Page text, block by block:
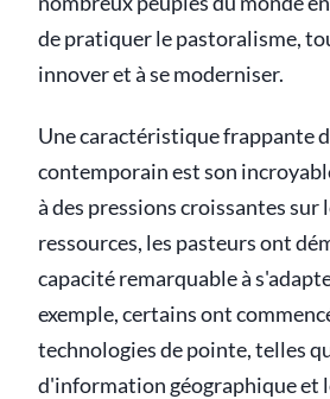
de pratiquer le pastoralisme,
innover et à se moderniser.
Une caractéristique frappante
contemporain est son
à des pressions croissantes sur
ressources, les pasteurs ont
capacité remarquable à
exemple, certains ont
technologies de pointe, telles
d'information géographique et